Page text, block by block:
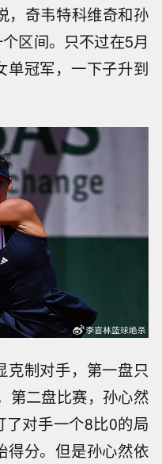
，奇韦特科维奇和孙
区间。只不过在5月
单冠军，一下子升到
克制对手，第一盘只
第二盘比赛，孙心然
了对手一个8比0的局
得分。但是孙心然依